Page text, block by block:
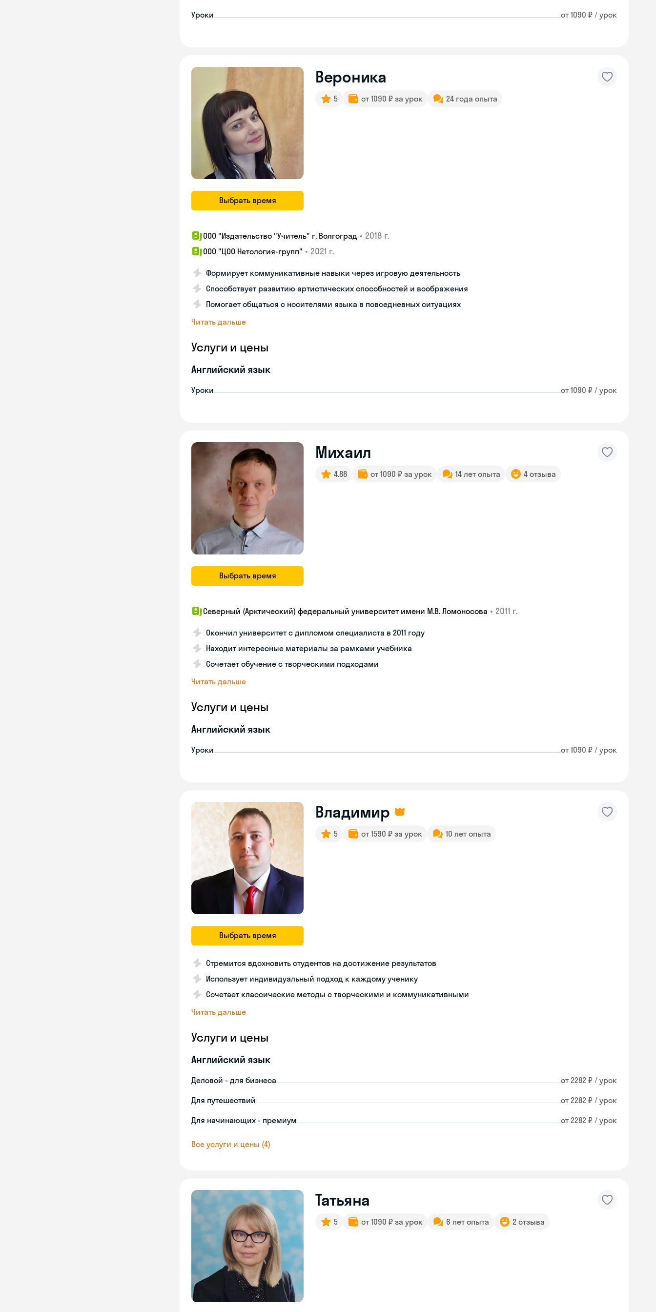
Уроки от 1090 ₽ / урок
Выбрать время
Вероника
5 от 1090 ₽ за урок 24 года опыта
ООО "Издательство "Учитель" г. Волгоград • 2018 г.
ООО "ЦОО Нетология-групп" • 2021 г.
Формирует коммуникативные навыки через игровую деятельность
Способствует развитию артистических способностей и воображения
Помогает общаться с носителями языка в повседневных ситуациях
Читать дальше
Услуги и цены
Английский язык
Уроки от 1090 ₽ / урок
Выбрать время
Михаил
4.88 от 1090 ₽ за урок 14 лет опыта 4 отзыва
Северный (Арктический) федеральный университет имени М.В. Ломоносова • 2011 г.
Окончил университет с дипломом специалиста в 2011 году
Находит интересные материалы за рамками учебника
Сочетает обучение с творческими подходами
Читать дальше
Услуги и цены
Английский язык
Уроки от 1090 ₽ / урок
Выбрать время
Владимир
5 от 1590 ₽ за урок 10 лет опыта
Стремится вдохновить студентов на достижение результатов
Использует индивидуальный подход к каждому ученику
Сочетает классические методы с творческими и коммуникативными
Читать дальше
Услуги и цены
Английский язык
Деловой - для бизнеса от 2282 ₽ / урок
Для путешествий от 2282 ₽ / урок
Для начинающих - премиум от 2282 ₽ / урок
Все услуги и цены (4)
Татьяна
5 от 1090 ₽ за урок 6 лет опыта 2 отзыва